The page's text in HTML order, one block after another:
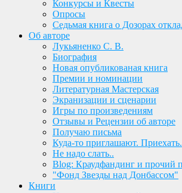
Конкурсы и Квесты
Опросы
Седьмая книга о Дозорах
Об авторе
Лукьяненко С. В.
Биография
Новая опубликованая книга
Премии и номинации
Литературная Мастерская
Экранизации и сценарии
Игры по произведениям
Отзывы и Рецензии об авторе
Получаю письма
Куда-то приглашают.
Не надо слать..
Blog: Краудфандинг и прочий
"Фонд Звезды над Донбассом"
Книги